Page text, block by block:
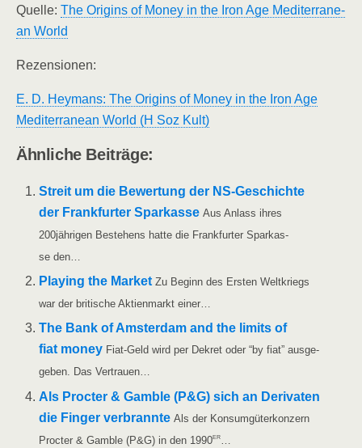
Quel­le: The Ori­g­ins of Money in the Iron Age Medi­ter­ra­ne­
an World
Rezen­sio­nen:
E. D. Heymans: The Ori­g­ins of Money in the Iron Age
Medi­ter­ra­ne­an World (H Soz Kult)
Ähn­li­che Beiträge:
Streit um die Bewer­tung der NS-Geschich­­te
der Frank­fur­ter Spar­kas­se Aus Anlass ihres
200jährigen Bestehens hat­te die Frank­fur­ter Spar­kas­
se den…
Play­ing the Mar­ket Zu Beginn des Ers­ten Welt­kriegs
war der bri­ti­sche Akti­en­markt einer…
The Bank of Ams­ter­dam and the limits of
fiat money Fiat-Geld wird per Dekret oder “by fiat” aus­ge­
ge­ben. Das Vertrauen…
Als Proc­ter & Gam­ble (P&G) sich an Deri­va­ten
die Fin­ger ver­brann­te Als der Kon­sum­gü­ter­kon­zern
Proc­ter & Gam­ble (P&G) in den 1990er